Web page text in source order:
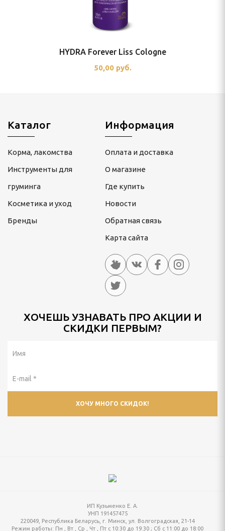
HYDRA Forever Liss Cologne
50,00 руб.
Каталог
Корма, лакомства
Инструменты для
груминга
Косметика и уход
Бренды
Информация
Оплата и доставка
О магазине
Где купить
Новости
Обратная связь
Карта сайта
ХОЧЕШЬ УЗНАВАТЬ ПРО АКЦИИ И
СКИДКИ ПЕРВЫМ?
ИП Кузьменко Е. А.
УНП 191457475
220049, Республика Беларусь, г. Минск, ул. Волгоградская, 21-14
Режим работы: Пн , Вт , Ср , Чт , Пт c 10:30 до 19:30 ; Сб c 11:00 до 18:00